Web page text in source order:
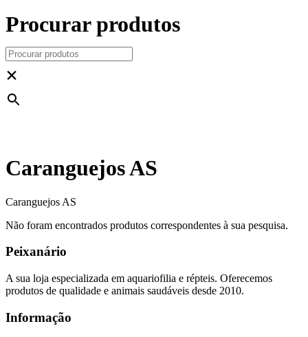
Procurar produtos
×
Caranguejos AS
Caranguejos AS
Não foram encontrados produtos correspondentes à sua pesquisa.
Peixanário
A sua loja especializada em aquariofilia e répteis. Oferecemos
produtos de qualidade e animais saudáveis desde 2010.
Informação